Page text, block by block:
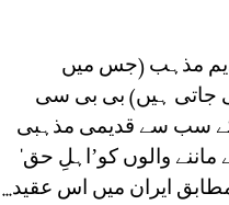
مذہب (جس میں
جاتی ہیں) بی بی سی
سب سے قدیمی مذہبی
والوں کو’اہلِ حق‘
ایران میں اس عقید...